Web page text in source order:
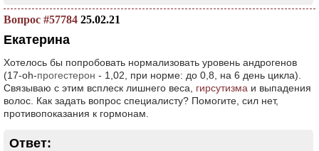
Вопрос #57784 25.02.21
Екатерина
Хотелось бы попробовать нормализовать уровень андрогенов
(17-oh-прогестерон - 1,02, при норме: до 0,8, на 6 день цикла).
Связываю с этим всплеск лишнего веса, гирсутизма и выпадения
волос. Как задать вопрос специалисту? Помогите, сил нет,
противопоказания к гормонам.
Ответ: